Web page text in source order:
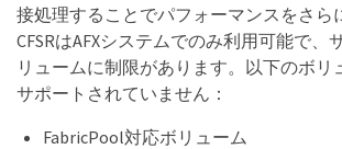
接処理することでパフォーマンスをさら
CFSRはAFXシステムでのみ利用可能で、
リュームに制限があります。以下のボリ
サポートされていません：
FabricPool対応ボリューム